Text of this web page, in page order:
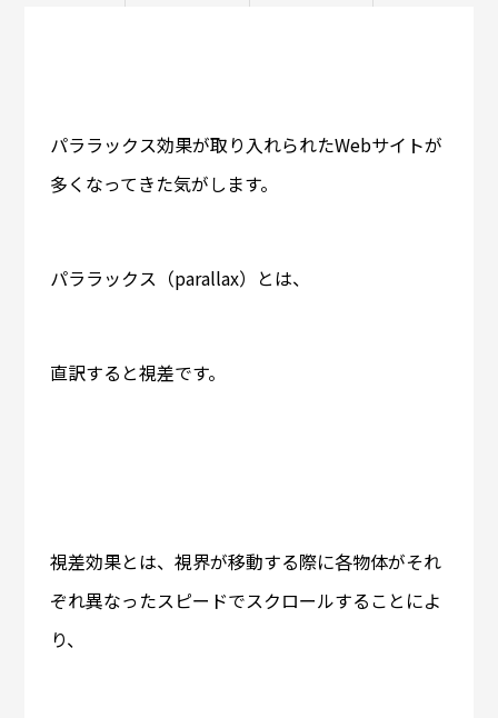
パララックス効果が取り入れられたWebサイトが
多くなってきた気がします。
パララックス（parallax）とは、
直訳すると視差です。
視差効果とは、視界が移動する際に各物体がそれ
ぞれ異なったスピードでスクロールすることによ
り、